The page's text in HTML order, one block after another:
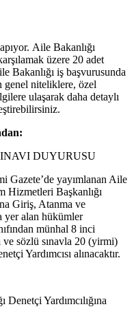
Aile Bakanlığı
üzere 20 adet
Bakanlığı iş başvurusunda
genel niteliklere, özel
ulaşarak daha detaylı
DUYURUSU
Gazete’de yayımlanan Aile
Hizmetleri Başkanlığı
Giriş, Atanma ve
yer alan hükümler
münhal 8 inci
ve sözlü sınavla 20 (yirmi)
Yardımcısı alınacaktır.
Yardımcılığına